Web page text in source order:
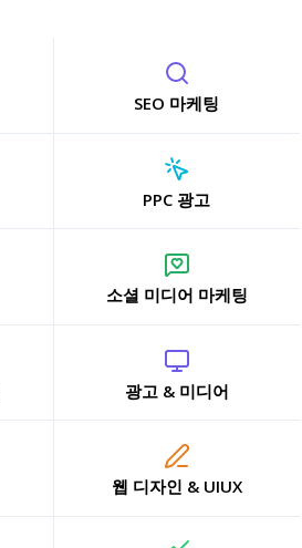
SEO 마케팅
PPC 광고
소셜 미디어 마케팅
광고 & 미디어
웹 디자인 & UIUX